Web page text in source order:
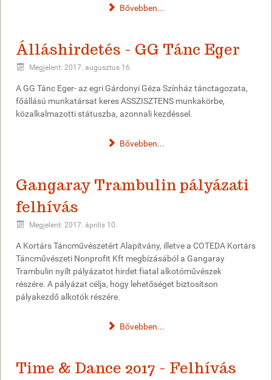
Bővebben...
Álláshirdetés - GG Tánc Eger
Megjelent: 2017. augusztus 16.
A GG Tánc Eger- az egri Gárdonyi Géza Színház tánctagozata,
főállású munkatársat keres ASSZISZTENS munkakörbe,
közalkalmazotti státuszba, azonnali kezdéssel.
Bővebben...
Gangaray Trambulin pályázati
felhívás
Megjelent: 2017. április 10.
A Kortárs Táncművészetért Alapítvány, illetve a COTEDA Kortárs
Táncművészeti Nonprofit Kft megbízásából a Gangaray
Trambulin nyílt pályázatot hirdet fiatal alkotóművészek
részére. A pályázat célja, hogy lehetőséget biztosítson
pályakezdő alkotók részére.
Bővebben...
Time & Dance 2017 - Felhívás